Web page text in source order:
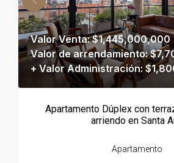
Valor Venta: $1,445,000,000
Valor de arrendamiento:
+ Valor Administración:
Apartamento Dúplex con
arriendo en Santa
Apartamento